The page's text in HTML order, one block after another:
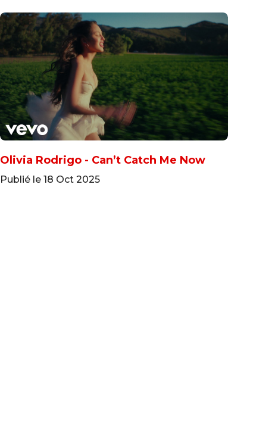
Olivia Rodrigo - Can’t Catch Me Now
Publié le 18 Oct 2025